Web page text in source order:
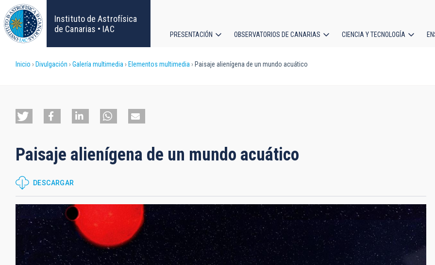
Pasar
al
contenido
principal
Instituto de Astrofísica
de Canarias • IAC
principal
PRESENTACIÓN OBSERVATORIOS DE CANARIAS CIENCIA Y TECNOLOGÍA
Sobrescribir
de
a
la
navegación
Inicio Divulgación Galería multimedia Elementos multimedia Paisaje alienígena de un mundo acuático
Paisaje alienígena de un mundo acuático
DESCARGAR